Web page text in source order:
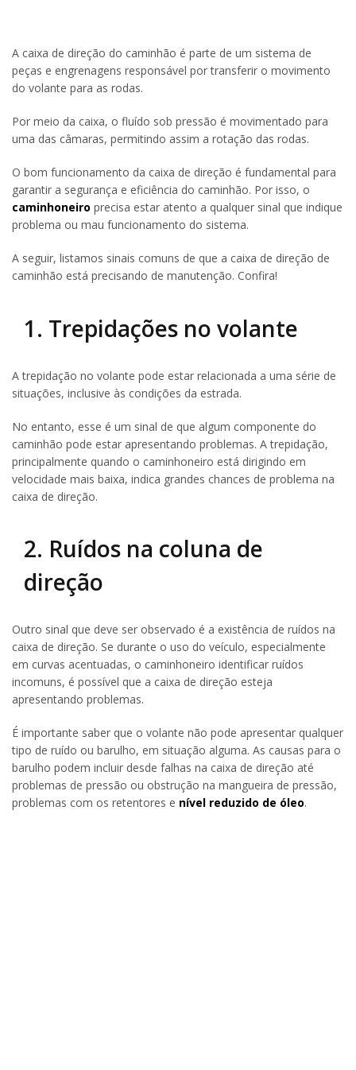
A caixa de direção do caminhão é parte de um sistema de
peças e engrenagens responsável por transferir o movimento
do volante para as rodas.
Por meio da caixa, o fluído sob pressão é movimentado para
uma das câmaras, permitindo assim a rotação das rodas.
O bom funcionamento da caixa de direção é fundamental para
garantir a segurança e eficiência do caminhão. Por isso, o
caminhoneiro precisa estar atento a qualquer sinal que indique
problema ou mau funcionamento do sistema.
A seguir, listamos sinais comuns de que a caixa de direção de
caminhão está precisando de manutenção. Confira!
1. Trepidações no volante
A trepidação no volante pode estar relacionada a uma série de
situações, inclusive às condições da estrada.
No entanto, esse é um sinal de que algum componente do
caminhão pode estar apresentando problemas. A trepidação,
principalmente quando o caminhoneiro está dirigindo em
velocidade mais baixa, indica grandes chances de problema na
caixa de direção.
2. Ruídos na coluna de
direção
Outro sinal que deve ser observado é a existência de ruídos na
caixa de direção. Se durante o uso do veículo, especialmente
em curvas acentuadas, o caminhoneiro identificar ruídos
incomuns, é possível que a caixa de direção esteja
apresentando problemas.
É importante saber que o volante não pode apresentar qualquer
tipo de ruído ou barulho, em situação alguma. As causas para o
barulho podem incluir desde falhas na caixa de direção até
problemas de pressão ou obstrução na mangueira de pressão,
problemas com os retentores e nível reduzido de óleo.